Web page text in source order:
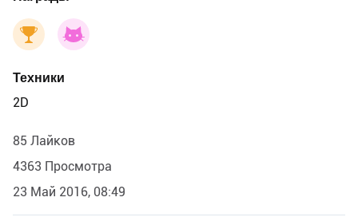
Техники
2D
85 Лайков
4363 Просмотра
23 Май 2016, 08:49